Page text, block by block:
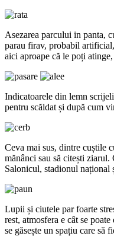
Asezarea parcului in panta,
parau firav, probabil
aici aproape că le poți
Indicatoarele din lemn
pentru scăldat și după cum
Ceva mai sus, dintre cuștile
mănânci sau să citești
Salonicul, stadionul național
Lupii și ciutele par foarte
rest, atmosfera e cât se
se găsește un spațiu care să